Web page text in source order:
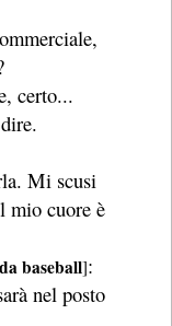
certo...
Mi scusi
mio cuore è
baseball]:
nel posto